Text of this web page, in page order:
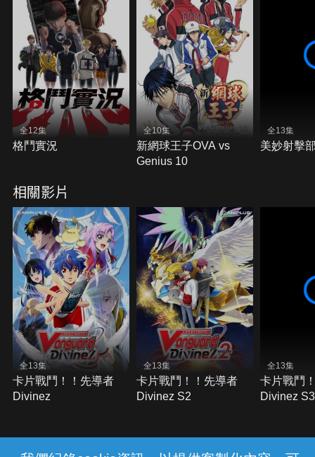
全12集
格鬥實況
全10集
新網球王子OVA vs
Genius 10
全13集
美妙射擊
相關影片
全13集
卡片戰鬥！！先導者
Divinez
全13集
卡片戰鬥！！先導者
Divinez S2
全13集
卡片戰鬥
Divinez